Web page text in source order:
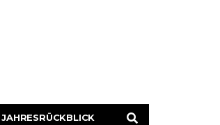
JAHRESRÜCKBLICK